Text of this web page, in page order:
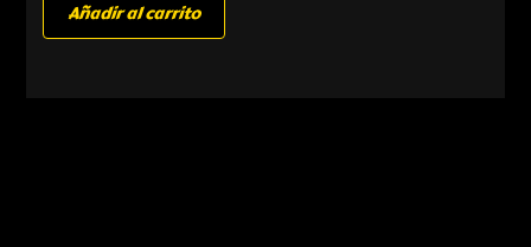
Añadir al carrito